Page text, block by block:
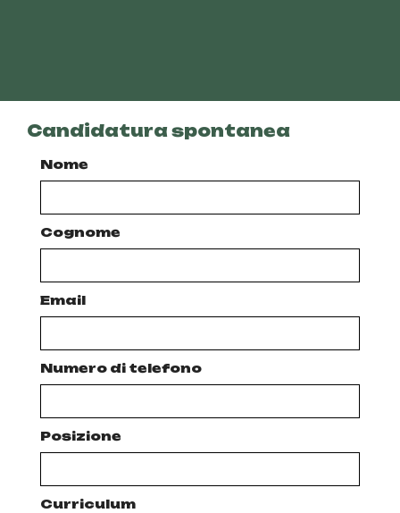
Candidatura spontanea
Nome
Cognome
Email
Numero di telefono
Posizione
Curriculum